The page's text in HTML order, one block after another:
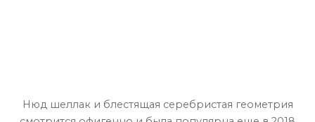
Нюд шеллак и блестящая серебристая геометрия